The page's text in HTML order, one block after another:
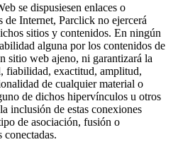
se dispusiesen enlaces o
Internet, Parclick no ejercerá
sitios y contenidos. En ningún
alguna por los contenidos de
sitio web ajeno, ni garantizará la
fiabilidad, exactitud, amplitud,
de cualquier material o
de dichos hipervínculos u otros
inclusión de estas conexiones
de asociación, fusión o
conectadas.